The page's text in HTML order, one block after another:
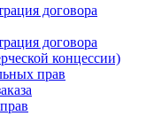
договора
договора
концессии)
прав